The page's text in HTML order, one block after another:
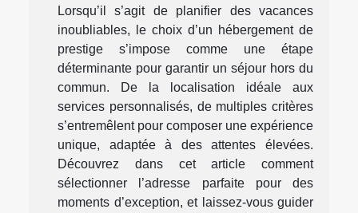
Lorsqu’il s’agit de planifier des vacances
inoubliables, le choix d’un hébergement de
prestige s’impose comme une étape
déterminante pour garantir un séjour hors du
commun. De la localisation idéale aux
services personnalisés, de multiples critères
s’entremêlent pour composer une expérience
unique, adaptée à des attentes élevées.
Découvrez dans cet article comment
sélectionner l’adresse parfaite pour des
moments d’exception, et laissez-vous guider